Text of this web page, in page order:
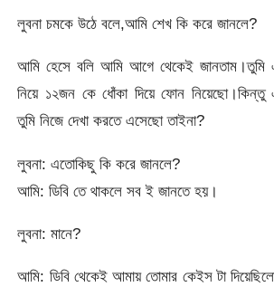
লুবনা চমকে উঠে বলে,আমি শেখ কি করে জানলে?
আমি হেসে বলি আমি আগে থেকেই
নিয়ে ১২জন কে ধোঁকা দিয়ে ফোন
তুমি নিজে দেখা করতে এসেছো তাইনা?
লুবনা: এতোকিছু কি করে জানলে?
আমি: ডিবি তে থাকলে সব ই জানতে হয়।
লুবনা: মানে?
আমি: ডিবি থেকেই আমায় তোমার কেইস টা